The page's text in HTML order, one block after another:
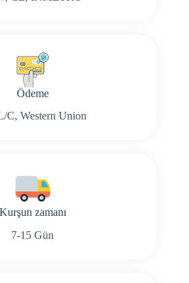
Ödeme
C, Western Union
Kurşun zamanı
7-15 Gün